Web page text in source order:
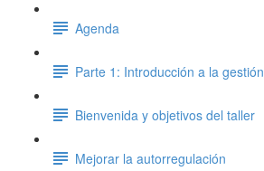
Agenda
Parte 1: Introducción a la
Bienvenida y objetivos del taller
Mejorar la autorregulación